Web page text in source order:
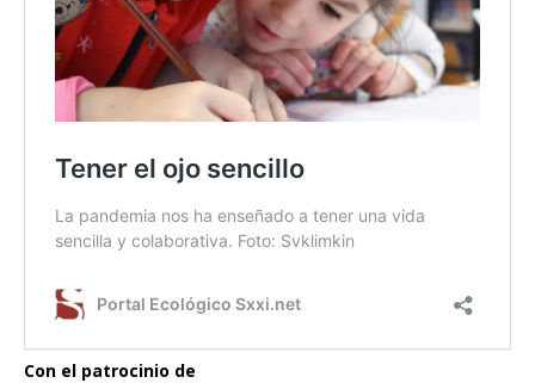
Con el patrocinio de